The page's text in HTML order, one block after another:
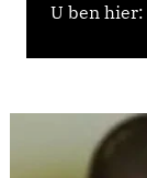
U ben hier: